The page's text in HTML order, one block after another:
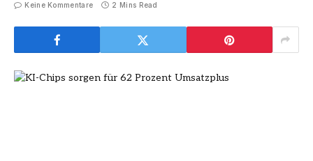
Keine Kommentare 2 Mins Read